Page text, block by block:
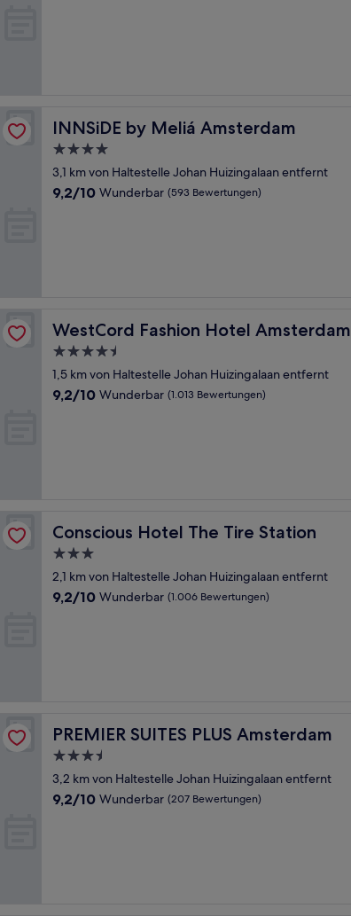
INNSiDE by Meliá Amsterdam
INNSiDE by Meliá Amsterdam
4.0-
Sterne-
Unterkunft
3,1 km von Haltestelle Johan Huizingalaan entfernt
9.2
9,2/10 Wunderbar (593 Bewertungen)
WestCord Fashion Hotel Amsterdam
WestCord Fashion Hotel Amsterdam
4.5-
Sterne-
Unterkunft
1,5 km von Haltestelle Johan Huizingalaan entfernt
9.2
9,2/10 Wunderbar (1.013 Bewertungen)
Conscious Hotel The Tire Station
Conscious Hotel The Tire Station
3.0-
Sterne-
Unterkunft
2,1 km von Haltestelle Johan Huizingalaan entfernt
9.2
9,2/10 Wunderbar (1.006 Bewertungen)
PREMIER SUITES PLUS Amsterdam
PREMIER SUITES PLUS Amsterdam
3.5-
Sterne-
Unterkunft
3,2 km von Haltestelle Johan Huizingalaan entfernt
9.2
9,2/10 Wunderbar (207 Bewertungen)